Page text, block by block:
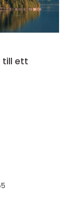
till ett